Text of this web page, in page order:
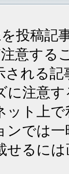
投稿記
意する
される
に注意
ット上
ンでは
せるに